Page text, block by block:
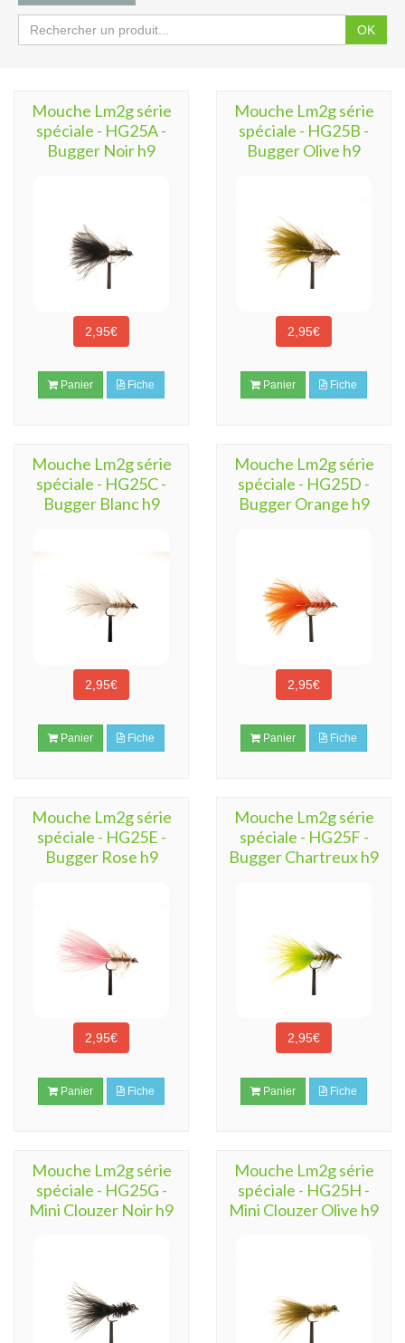
OK
Mouche Lm2g série
spéciale - HG25A -
Bugger Noir h9
2,95€
Panier Fiche
Mouche Lm2g série
spéciale - HG25B -
Bugger Olive h9
2,95€
Panier Fiche
Mouche Lm2g série
spéciale - HG25C -
Bugger Blanc h9
2,95€
Panier Fiche
Mouche Lm2g série
spéciale - HG25D -
Bugger Orange h9
2,95€
Panier Fiche
Mouche Lm2g série
spéciale - HG25E -
Bugger Rose h9
2,95€
Panier Fiche
Mouche Lm2g série
spéciale - HG25F -
Bugger Chartreux h9
2,95€
Panier Fiche
Mouche Lm2g série
spéciale - HG25G -
Mini Clouzer Noir h9
Mouche Lm2g série
spéciale - HG25H -
Mini Clouzer Olive h9